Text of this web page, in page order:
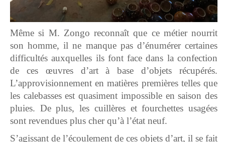
Même si M. Zongo reconnaît que ce métier nourrit
son homme, il ne manque pas d’énumérer certaines
difficultés auxquelles ils font face dans la confection
de ces œuvres d’art à base d’objets récupérés.
L’approvisionnement en matières premières telles que
les calebasses est quasiment impossible en saison des
pluies. De plus, les cuillères et fourchettes usagées
sont revendues plus cher qu’à l’état neuf.
S’agissant de l’écoulement de ces objets d’art, il se fait